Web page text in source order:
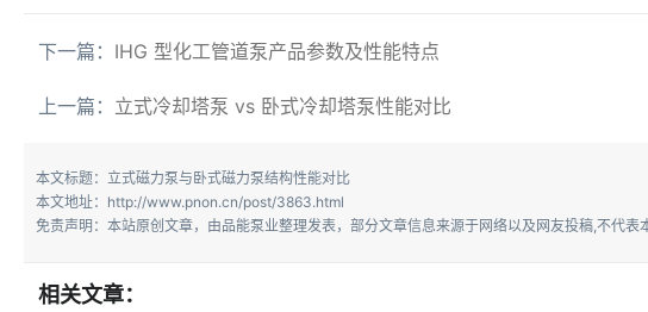
下一篇： IHG 型化工管道泵产品参数及性能特点
上一篇： 立式冷却塔泵 vs 卧式冷却塔泵性能对比
本文标题：立式磁力泵与卧式磁力泵结构性能对比
本文地址：http://www.pnon.cn/post/3863.html
免责声明：本站原创文章，由品能泵业整理发表，部分文章信息来源于网络以及网友投稿,不代
相关文章：